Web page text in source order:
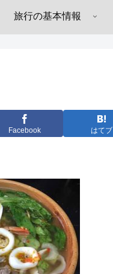
旅行の基本情報
Facebook はてブ